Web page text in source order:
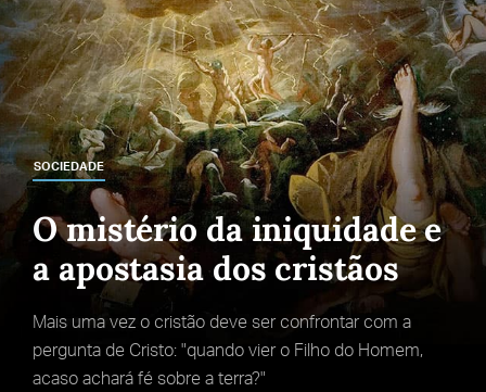
SOCIEDADE
O mistério da iniquidade e
a apostasia dos cristãos
Mais uma vez o cristão deve ser confrontar com a
pergunta de Cristo: "quando vier o Filho do Homem,
acaso achará fé sobre a terra?"